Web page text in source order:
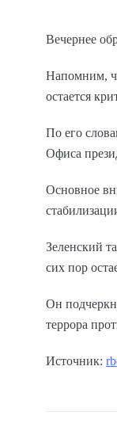
Вечернее
Напомним,
остается
По его
Офиса
Основное
Зеленский
сих пор
Он
террора
Источник: